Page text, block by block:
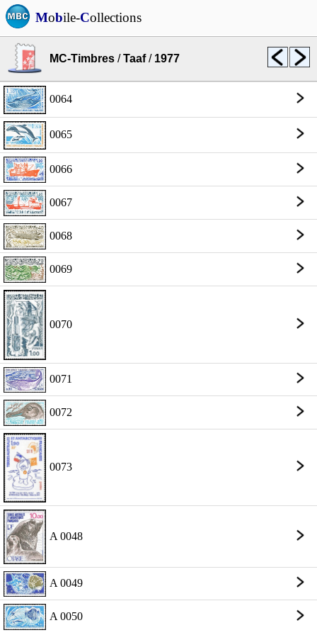
Mobile-Collections
MC-Timbres /Taaf/ 1977
0064
0065
0066
0067
0068
0069
0070
0071
0072
0073
A 0048
A 0049
A 0050